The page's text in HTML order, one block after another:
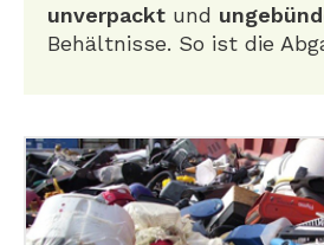
unverpackt und
Behältnisse. So ist die